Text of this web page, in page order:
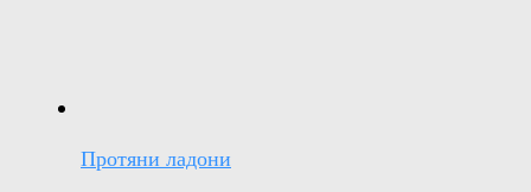
Протяни ладони